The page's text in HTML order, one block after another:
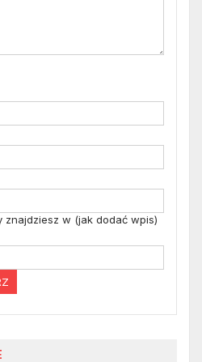
znajdziesz w (jak dodać wpis)